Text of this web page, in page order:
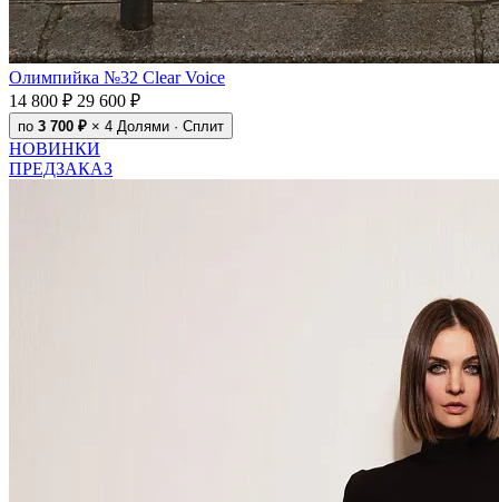
Олимпийка №32 Clear Voice
14 800 ₽ 29 600 ₽
по 3 700 ₽ × 4 Долями · Сплит
НОВИНКИ
ПРЕДЗАКАЗ